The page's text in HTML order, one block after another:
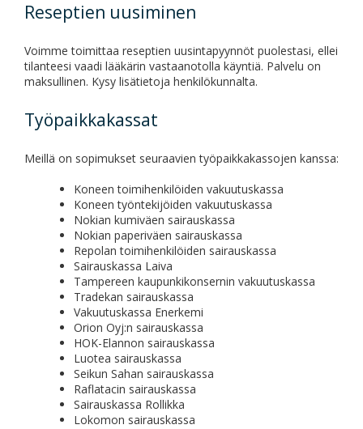
Reseptien uusiminen
Voimme toimittaa reseptien uusintapyynnöt puolestasi, ellei
tilanteesi vaadi lääkärin vastaanotolla käyntiä. Palvelu on
maksullinen. Kysy lisätietoja henkilökunnalta.
Työpaikkakassat
Meillä on sopimukset seuraavien työpaikkakassojen kanssa:
Koneen toimihenkilöiden vakuutuskassa
Koneen työntekijöiden vakuutuskassa
Nokian kumiväen sairauskassa
Nokian paperiväen sairauskassa
Repolan toimihenkilöiden sairauskassa
Sairauskassa Laiva
Tampereen kaupunkikonsernin vakuutuskassa
Tradekan sairauskassa
Vakuutuskassa Enerkemi
Orion Oyj:n sairauskassa
HOK-Elannon sairauskassa
Luotea sairauskassa
Seikun Sahan sairauskassa
Raflatacin sairauskassa
Sairauskassa Rollikka
Lokomon sairauskassa